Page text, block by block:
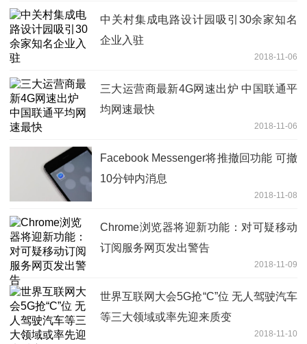
中关村集成电路设计园吸引30余家知名
企业入驻
2018-11-06
三大运营商最新4G网速出炉 中国联通平
均网速最快
2018-11-06
Facebook Messenger将推撤回功能 可撤
10分钟内消息
2018-11-08
Chrome浏览器将迎新功能：对可疑移动
订阅服务网页发出警告
2018-11-09
世界互联网大会5G抢“C”位 无人驾驶汽车
等三大领域或率先迎来质变
2018-11-10